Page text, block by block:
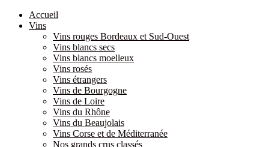
Accueil
Vins
Vins rouges Bordeaux et Sud-Ouest
Vins blancs secs
Vins blancs moelleux
Vins rosés
Vins étrangers
Vins de Bourgogne
Vins de Loire
Vins du Rhône
Vins du Beaujolais
Vins Corse et de Méditerranée
Nos grands crus classés